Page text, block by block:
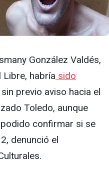
González Valdés,
Libre, habría sido
previo aviso hacia el
Toledo, aunque
confirmar si se
denunció el